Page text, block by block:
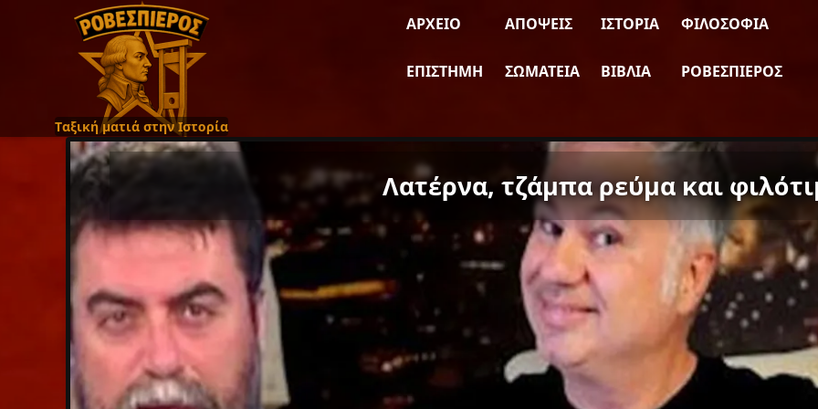
Ταξική ματιά στην Ιστορία
ΑΡΧΕΊΟ ΑΠΌΨΕΙΣ ΙΣΤΟΡΊΑ ΦΙΛΟΣΟΦΊΑ
ΕΠΙΣΤΉΜΗ ΣΩΜΑΤΕΊΑ ΒΙΒΛΊΑ ΡΟΒΕΣΠΙΈΡΟΣ
Λατέρνα, τζάμπα ρεύμα και